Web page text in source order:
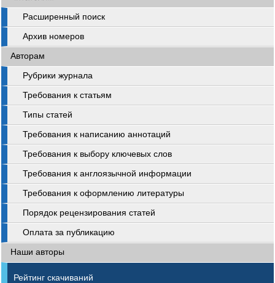
Расширенный поиск
Архив номеров
Авторам
Рубрики журнала
Требования к статьям
Типы статей
Требования к написанию аннотаций
Требования к выбору ключевых слов
Требования к англоязычной информации
Требования к оформлению литературы
Порядок рецензирования статей
Оплата за публикацию
Наши авторы
Рейтинг скачиваний